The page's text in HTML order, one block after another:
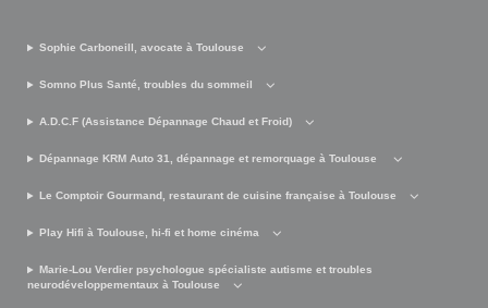
Sophie Carboneill, avocate à Toulouse
Somno Plus Santé, troubles du sommeil
A.D.C.F (Assistance Dépannage Chaud et Froid)
Dépannage KRM Auto 31, dépannage et remorquage à Toulouse
Le Comptoir Gourmand, restaurant de cuisine française à Toulouse
Play Hifi à Toulouse, hi-fi et home cinéma
Marie-Lou Verdier psychologue spécialiste autisme et troubles
neurodéveloppementaux à Toulouse